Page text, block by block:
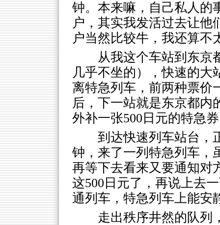
钟。本来嘛，自己私人的
户，其实我发活过去让他
户当然比较牛，我还算不
从我这个车站到东京
几乎不坐的），快速的大
离特急列车，前两种票价
后，下一站就是东京都内
外补一张500日元的特急
到达快速列车站台，
钟，来了一列特急列车，
再等下去看来又要通知对
这500日元了，再说上去
通列车，特急列车上能安
走出秩序井然的队列